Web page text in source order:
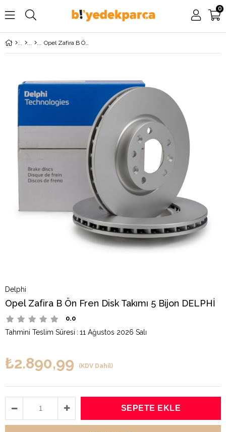
0
Opel Zafira B Ön Fren Disk Takımı 5 Bijon DELPHİ
Delphi
Opel Zafira B Ön Fren Disk Takımı 5 Bijon DELPHİ
0.0
Tahmini Teslim Süresi : 11 Ağustos 2026 Salı
₺2.890,99 (KDV Dahil)